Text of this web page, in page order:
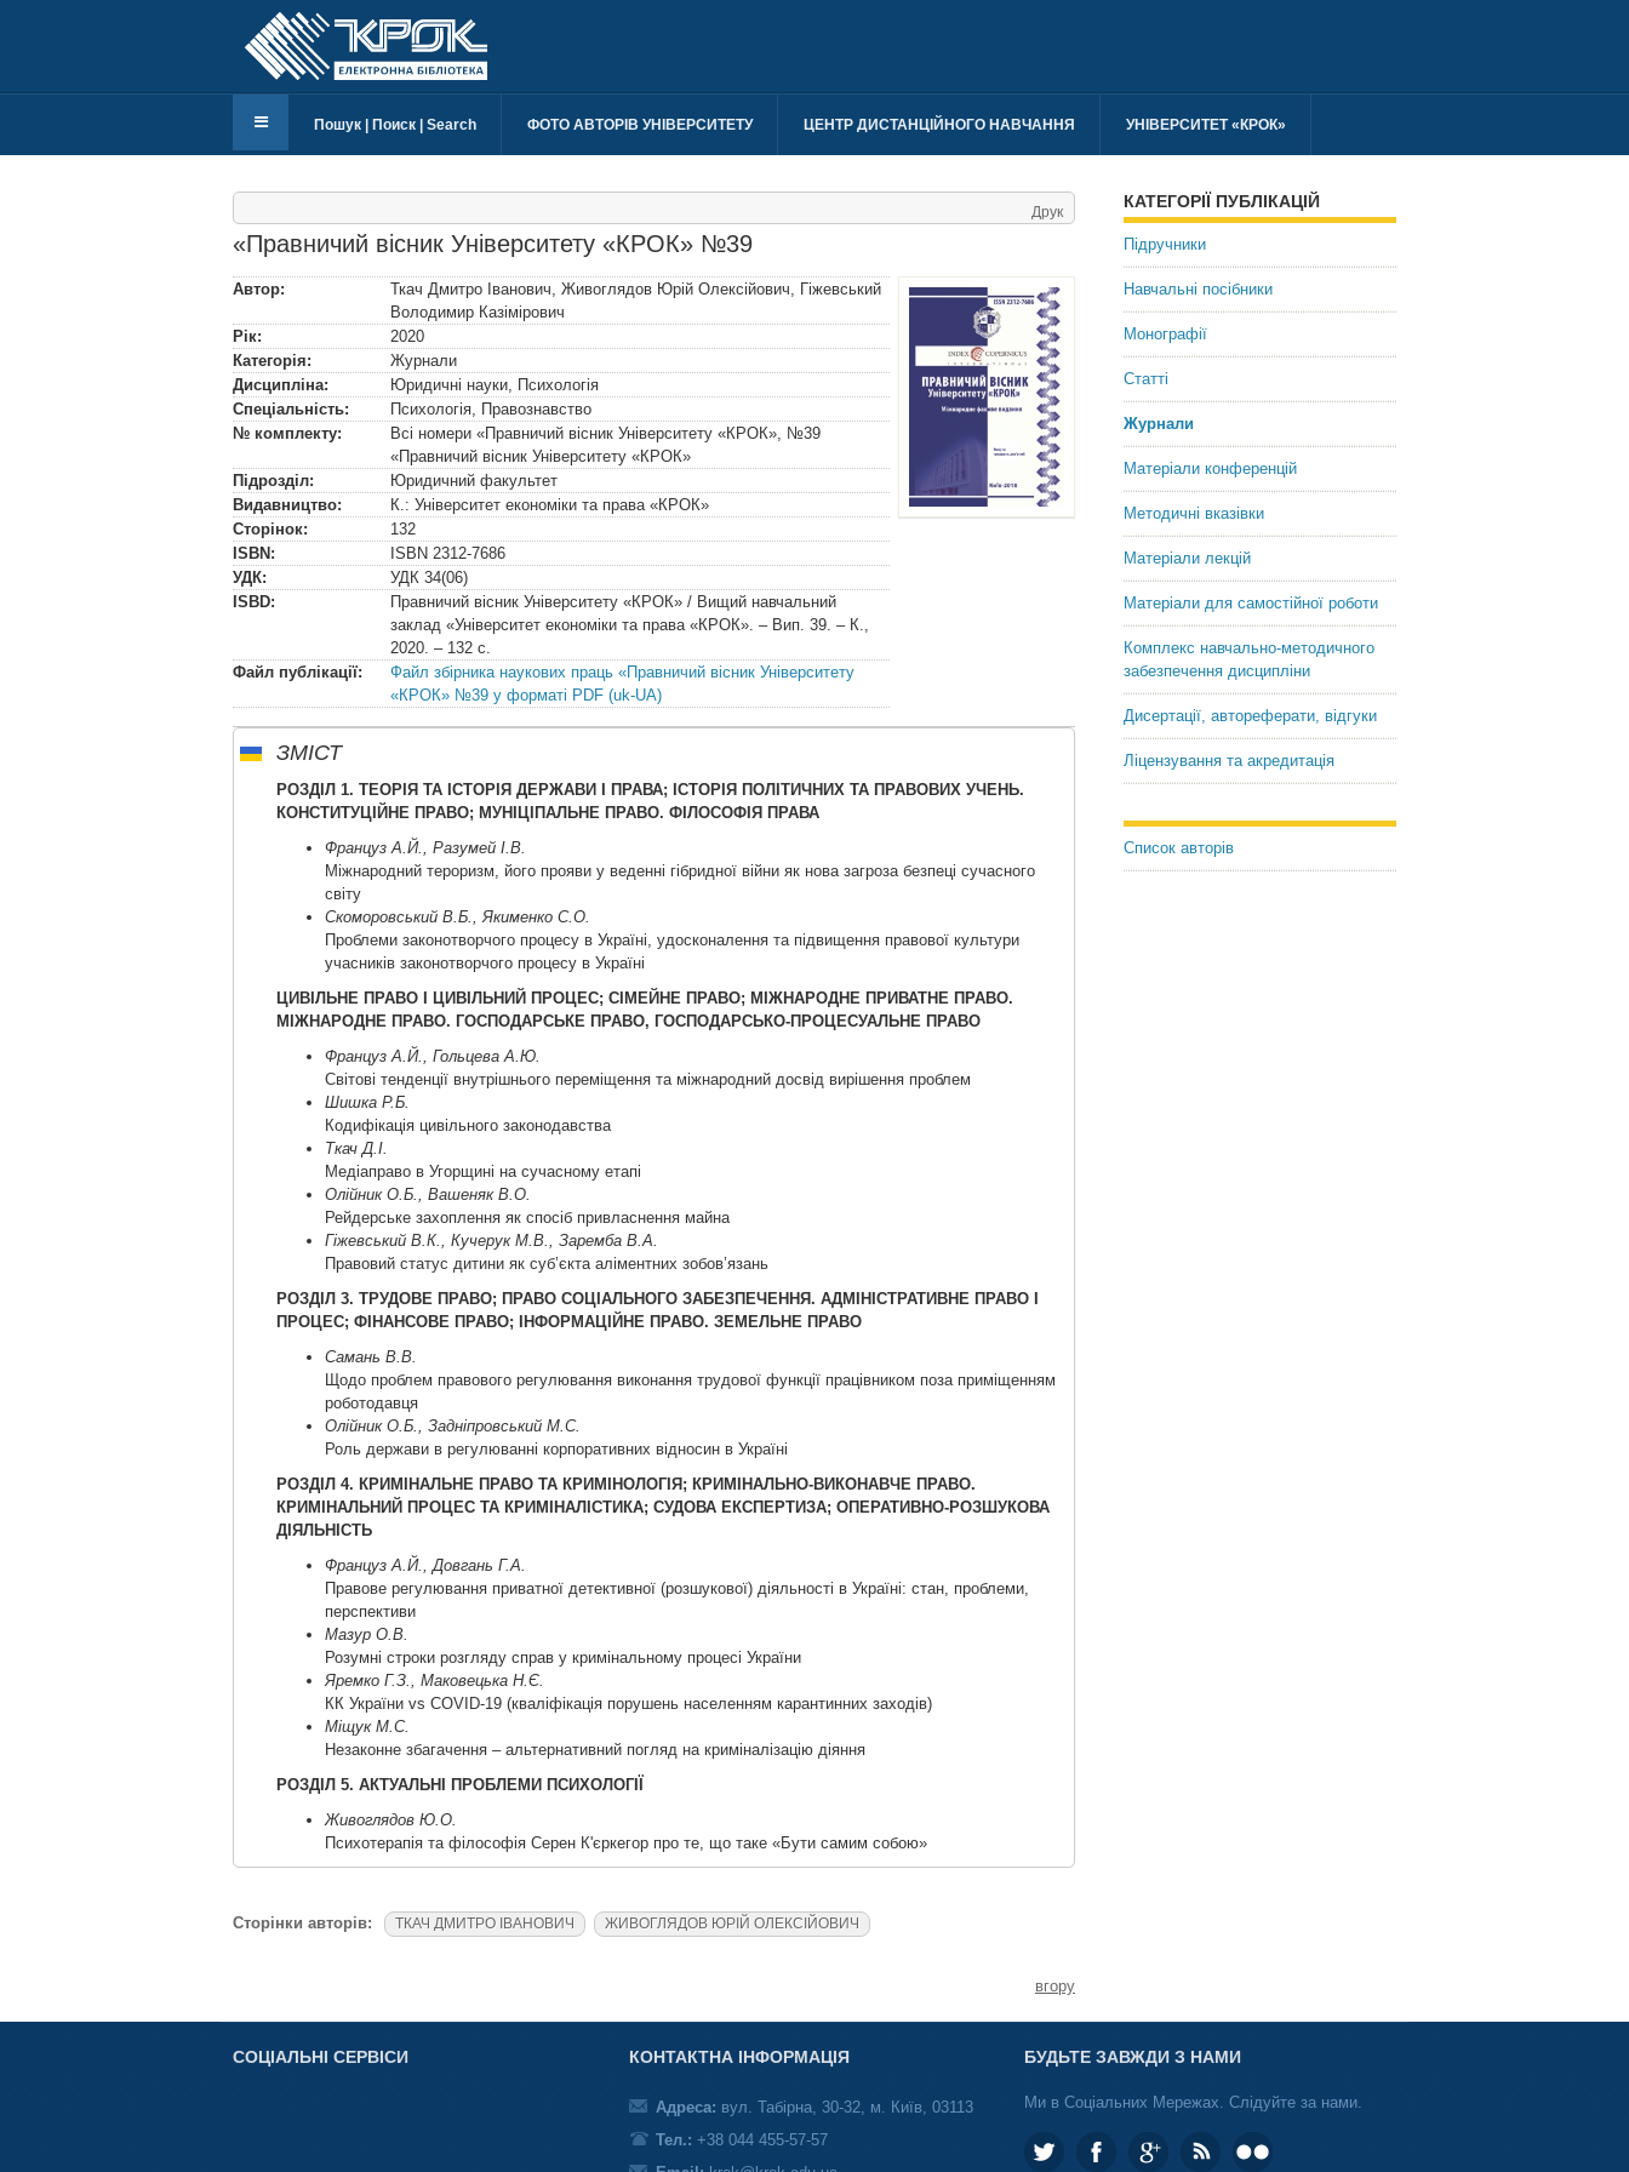
Пошук | Поиск | Search ФОТО АВТОРІВ УНІВЕРСИТЕТУ ЦЕНТР ДИСТАНЦІЙНОГО НАВЧАННЯ УНІВЕРСИТЕТ «КРОК»
Друк
«Правничий вісник Університету «КРОК» №39
Автор: Ткач Дмитро Іванович, Живоглядов Юрій Олексійович, Гіжевський
Володимир Казімірович
Рік:
2020
Категорія:
Журнали
Дисципліна:
Юридичні науки, Психологія
Спеціальність:
Психологія, Правознавство
№ комплекту:
Всі номери «Правничий вісник Університету «КРОК», №39
«Правничий вісник Університету «КРОК»
Підрозділ:
Юридичний факультет
Видавництво:
К.: Університет економіки та права «КРОК»
Сторінок:
132
ISBN:
ISBN 2312-7686
УДК:
УДК 34(06)
ISBD:
Правничий вісник Університету «КРОК» / Вищий навчальний
заклад «Університет економіки та права «КРОК». – Вип. 39. – К.,
2020. – 132 с.
Файл публікації:
Файл збірника наукових праць «Правничий вісник Університету
«КРОК» №39 у форматі PDF (uk-UA)
ЗМІСТ
РОЗДІЛ 1. ТЕОРІЯ ТА ІСТОРІЯ ДЕРЖАВИ І ПРАВА; ІСТОРІЯ ПОЛІТИЧНИХ ТА ПРАВОВИХ УЧЕНЬ.
КОНСТИТУЦІЙНЕ ПРАВО; МУНІЦІПАЛЬНЕ ПРАВО. ФІЛОСОФІЯ ПРАВА
Француз А.Й., Разумей І.В.
Міжнародний тероризм, його прояви у веденні гібридної війни як нова загроза безпеці сучасного
світу
Скоморовський В.Б., Якименко С.О.
Проблеми законотворчого процесу в Україні, удосконалення та підвищення правової культури
учасників законотворчого процесу в Україні
ЦИВІЛЬНЕ ПРАВО І ЦИВІЛЬНИЙ ПРОЦЕС; СІМЕЙНЕ ПРАВО; МІЖНАРОДНЕ ПРИВАТНЕ ПРАВО.
МІЖНАРОДНЕ ПРАВО. ГОСПОДАРСЬКЕ ПРАВО, ГОСПОДАРСЬКО-ПРОЦЕСУАЛЬНЕ ПРАВО
Француз А.Й., Гольцева А.Ю.
Світові тенденції внутрішнього переміщення та міжнародний досвід вирішення проблем
Шишка Р.Б.
Кодифікація цивільного законодавства
Ткач Д.І.
Медіаправо в Угорщині на сучасному етапі
Олійник О.Б., Вашеняк В.О.
Рейдерське захоплення як спосіб привласнення майна
Гіжевський В.К., Кучерук М.В., Заремба В.А.
Правовий статус дитини як суб’єкта аліментних зобов’язань
РОЗДІЛ 3. ТРУДОВЕ ПРАВО; ПРАВО СОЦІАЛЬНОГО ЗАБЕЗПЕЧЕННЯ. АДМІНІСТРАТИВНЕ ПРАВО І
ПРОЦЕС; ФІНАНСОВЕ ПРАВО; ІНФОРМАЦІЙНЕ ПРАВО. ЗЕМЕЛЬНЕ ПРАВО
Самань В.В.
Щодо проблем правового регулювання виконання трудової функції працівником поза приміщенням
роботодавця
Олійник О.Б., Задніпровський М.С.
Роль держави в регулюванні корпоративних відносин в Україні
РОЗДІЛ 4. КРИМІНАЛЬНЕ ПРАВО ТА КРИМІНОЛОГІЯ; КРИМІНАЛЬНО-ВИКОНАВЧЕ ПРАВО.
КРИМІНАЛЬНИЙ ПРОЦЕС ТА КРИМІНАЛІСТИКА; СУДОВА ЕКСПЕРТИЗА; ОПЕРАТИВНО-РОЗШУКОВА
ДІЯЛЬНІСТЬ
Француз А.Й., Довгань Г.А.
Правове регулювання приватної детективної (розшукової) діяльності в Україні: стан, проблеми,
перспективи
Мазур О.В.
Розумні строки розгляду справ у кримінальному процесі України
Яремко Г.З., Маковецька Н.Є.
КК України vs COVID-19 (кваліфікація порушень населенням карантинних заходів)
Міщук М.С.
Незаконне збагачення – альтернативний погляд на криміналізацію діяння
РОЗДІЛ 5. АКТУАЛЬНІ ПРОБЛЕМИ ПСИХОЛОГІЇ
Живоглядов Ю.О.
Психотерапія та філософія Серен К'єркегор про те, що таке «Бути самим собою»
Сторінки авторів: ТКАЧ ДМИТРО ІВАНОВИЧ ЖИВОГЛЯДОВ ЮРІЙ ОЛЕКСІЙОВИЧ
вгору
КАТЕГОРІЇ ПУБЛІКАЦІЙ
Підручники
Навчальні посібники
Монографії
Статті
Журнали
Матеріали конференцій
Методичні вказівки
Матеріали лекцій
Матеріали для самостійної роботи
Комплекс навчально-методичного
забезпечення дисципліни
Дисертації, автореферати, відгуки
Ліцензування та акредитація
Список авторів
СОЦІАЛЬНІ СЕРВІСИ КОНТАКТНА ІНФОРМАЦІЯ
Адреса: вул. Табірна, 30-32, м. Київ, 03113
Тел.: +38 044 455-57-57
БУДЬТЕ ЗАВЖДИ З НАМИ
Ми в Соціальних Мережах. Слідуйте за нами.